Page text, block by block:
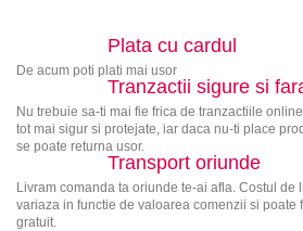
Plata cu cardul
De acum poti plati mai usor
Tranzactii sigure si
Nu trebuie sa-ti mai fie frica de tranzactiile
tot mai sigur si protejate, iar daca nu-ti place
se poate returna usor.
Transport oriunde
Livram comanda ta oriunde te-ai afla. Costul de
variaza in functie de valoarea comenzii si poate
gratuit.